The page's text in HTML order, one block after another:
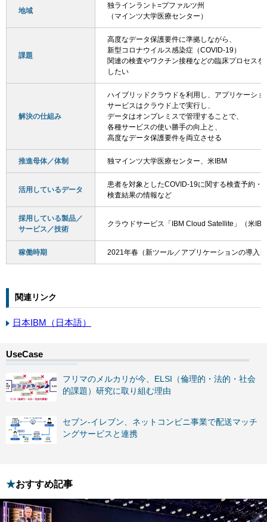
地域
独ラインラント=プファルツ州
（マインツ大学医療センター）
課題
高度なデータ保護要件に準拠しながら、
新型コロナウイルス感染症（COVID-19）
関連の検査やワクチン接種などの臨床プロセスを
したい
解決の仕組み
ハイブリッドクラウドを利用し、アプリケーショ
サービスはクラウド上で実行し、
データはオンプレミスで管理することで、
各種サービスの使い勝手の向上と、
高度なデータ保護要件を両立させる
推進母体／体制 独マインツ大学医療センター、米IBM
活用しているデータ
患者を対象としたCOVID-19に関する検査予約・
検査結果の情報など
採用している製品／
サービス／技術
クラウドサービス「IBM Cloud Satellite」（米
稼働時期 2021年春（新ツール／アプリケーションの導入
関連リンク
日本IBM（日本語）
フリマのメルカリが今、ELSI（倫理的・法的・社会
的課題）研究に取り組む理由
セブン-イレブン、ネットコンビニ事業で配送マッチ
ングサービスと連携
おすすめ記事